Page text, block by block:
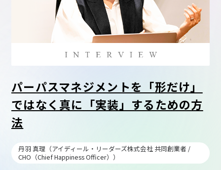
パーパスマネジメントを「形だけ」
ではなく真に「実装」するための方
法
丹羽 真理（アイディール・リーダーズ株式会社 共同創業者 /
CHO（Chief Happiness Officer））